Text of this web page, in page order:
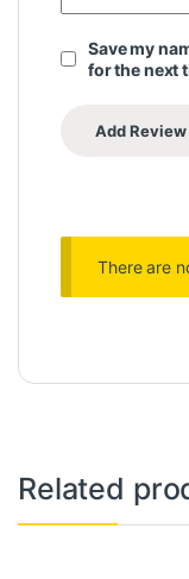
Save my
for the next
There are
Related